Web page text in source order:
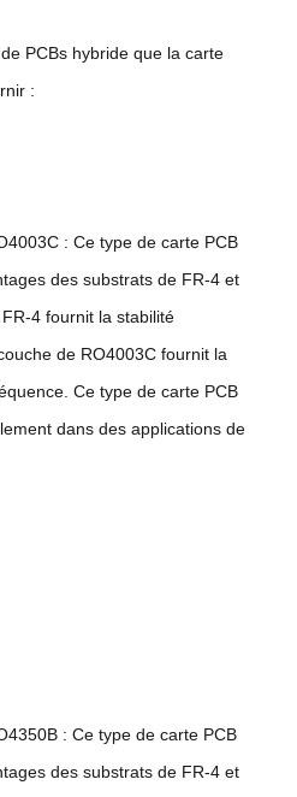
PCBs hybride que la carte
:
: Ce type de carte PCB
des substrats de FR-4 et
4 fournit la stabilité
de RO4003C fournit la
Ce type de carte PCB
dans des applications de
: Ce type de carte PCB
des substrats de FR-4 et